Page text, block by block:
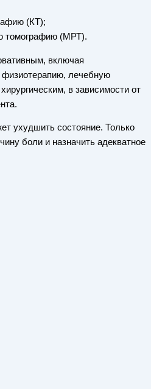
(КТ);
томографию (МРТ).
включая
лечебную
в зависимости от
ухудшить состояние. Только
боли и назначить адекватное